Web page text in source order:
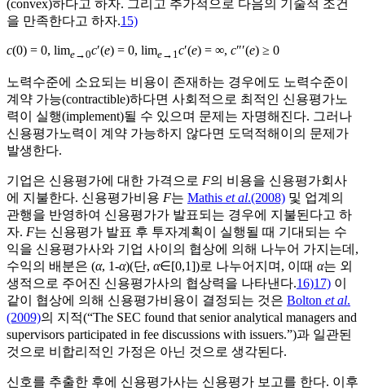
(convex)하다고 하자. 그리고 추가적으로 다음의 기술적 조건
을 만족한다고 하자.15)
c(0) = 0, lime→0c′(e) = 0, lime→1c′(e) = ∞, c″′(e) ≥ 0
노력수준에 소요되는 비용이 존재하는 경우에도 노력수준이
계약 가능(contractible)하다면 사회적으로 최적인 신용평가노
력이 실행(implement)될 수 있으며 문제는 자명해진다. 그러나
신용평가노력이 계약 가능하지 않다면 도덕적해이의 문제가
발생한다.
기업은 신용평가에 대한 가격으로 F의 비용을 신용평가회사
에 지불한다. 신용평가비용 F는 Mathis et al.(2008) 및 업계의
관행을 반영하여 신용평가가 발표되는 경우에 지불된다고 하
자. F는 신용평가 발표 후 투자계획이 실행될 때 기대되는 수
익을 신용평가사와 기업 사이의 협상에 의해 나누어 가지는데,
수익의 배분은 (α, 1-α)(단, α∈[0,1])로 나누어지며, 이때 α는 외
생적으로 주어진 신용평가사의 협상력을 나타낸다.16)17) 이
같이 협상에 의해 신용평가비용이 결정되는 것은 Bolton et al.
(2009)의 지적(“The SEC found that senior analytical managers and
supervisors participated in fee discussions with issuers.”)과 일관된
것으로 비합리적인 가정은 아닌 것으로 생각된다.
신호를 추출한 후에 신용평가사는 신용평가 보고를 한다. 이후